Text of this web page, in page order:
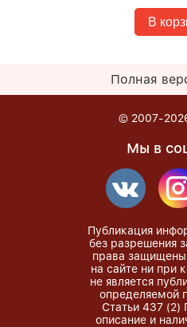
В
Полная
© 2007-
Мы в
Публикация
без разрешения
права
на сайте ни при
не является
определяемой
Статьи 437
описание и